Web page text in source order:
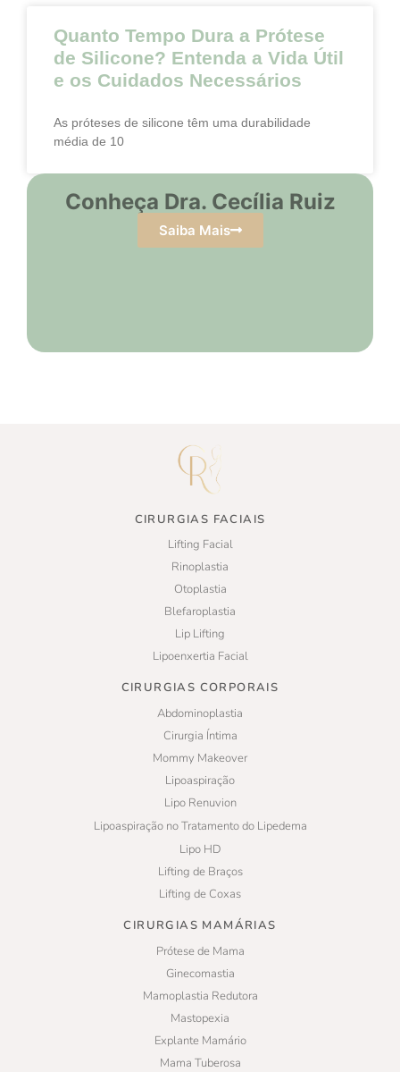
Quanto Tempo Dura a Prótese
de Silicone? Entenda a Vida Útil
e os Cuidados Necessários
As próteses de silicone têm uma durabilidade
média de 10
Conheça Dra. Cecília Ruiz
Saiba Mais
CIRURGIAS FACIAIS
Lifting Facial
Rinoplastia
Otoplastia
Blefaroplastia
Lip Lifting
Lipoenxertia Facial
CIRURGIAS CORPORAIS
Abdominoplastia
Cirurgia Íntima
Mommy Makeover
Lipoaspiração
Lipo Renuvion
Lipoaspiração no Tratamento do Lipedema
Lipo HD
Lifting de Braços
Lifting de Coxas
CIRURGIAS MAMÁRIAS
Prótese de Mama
Ginecomastia
Mamoplastia Redutora
Mastopexia
Explante Mamário
Mama Tuberosa